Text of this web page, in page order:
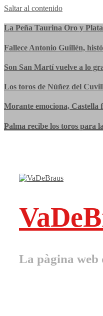
Saltar al contenido
La Peña Taurina Oro y
Fallece Antonio Guillén,
Son San Martí vuelve a lo
Los toros de Núñez del
Morante emociona, Castella
Palma recibe los toros para
La pàgina web